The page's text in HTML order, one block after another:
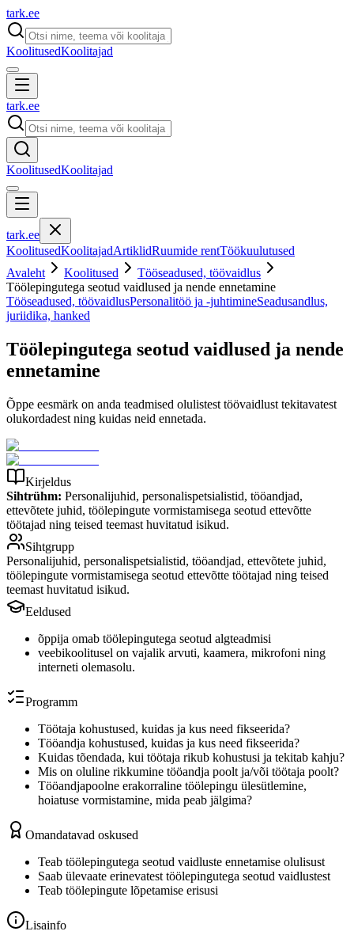
tark.ee
KoolitusedKoolitajad
tark.ee
KoolitusedKoolitajad
tark.ee
KoolitusedKoolitajadArtiklidRuumide rentTöökuulutused
Avaleht
Koolitused
Tööseadused, töövaidlus
Töölepingutega seotud vaidlused ja nende ennetamine
Tööseadused, töövaidlusPersonalitöö ja -juhtimineSeadusandlus,
juriidika, hanked
Töölepingutega seotud vaidlused ja nende
ennetamine
Õppe eesmärk on anda teadmised olulistest töövaidlust tekitavatest
olukordadest ning kuidas neid ennetada.
Kirjeldus
Sihtrühm: Personalijuhid, personalispetsialistid, tööandjad,
ettevõtete juhid, töölepingute vormistamisega seotud ettevõtte
töötajad ning teised teemast huvitatud isikud.
Sihtgrupp
Personalijuhid, personalispetsialistid, tööandjad, ettevõtete juhid,
töölepingute vormistamisega seotud ettevõtte töötajad ning teised
teemast huvitatud isikud.
Eeldused
õppija omab töölepingutega seotud algteadmisi
veebikoolitusel on vajalik arvuti, kaamera, mikrofoni ning
interneti olemasolu.
Programm
Töötaja kohustused, kuidas ja kus need fikseerida?
Tööandja kohustused, kuidas ja kus need fikseerida?
Kuidas tõendada, kui töötaja rikub kohustusi ja tekitab kahju?
Mis on oluline rikkumine tööandja poolt ja/või töötaja poolt?
Tööandjapoolne erakorraline töölepingu ülesütlemine,
hoiatuse vormistamine, mida peab jälgima?
Omandatavad oskused
Teab töölepingutega seotud vaidluste ennetamise olulisust
Saab ülevaate erinevatest töölepingutega seotud vaidlustest
Teab töölepingute lõpetamise erisusi
Lisainfo